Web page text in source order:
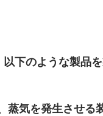
下のような製品を
蒸気を発生させる